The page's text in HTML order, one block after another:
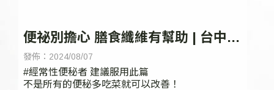
便祕別擔心 膳食纖維有幫助 | 台中痔
瘡診所 | 台中便祕門診
發佈：2024/08/07
#經常性便秘者 建議服用此篇
不是所有的便秘多吃菜就可以改善！